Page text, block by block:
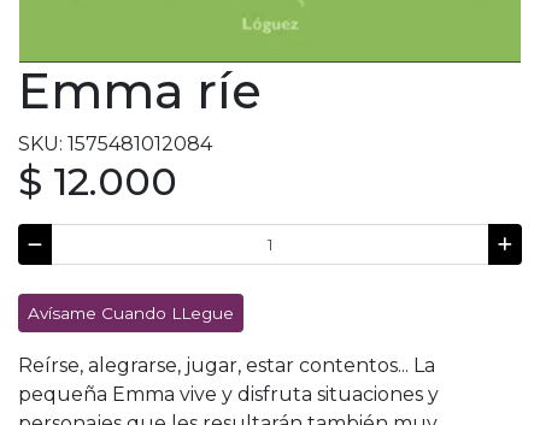
Emma ríe
SKU: 1575481012084
$ 12.000
Avísame Cuando LLegue
Reírse, alegrarse, jugar, estar contentos... La
pequeña Emma vive y disfruta situaciones y